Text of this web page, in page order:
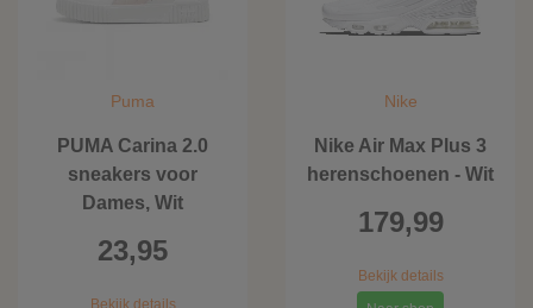
Puma
PUMA Carina 2.0
sneakers voor
Dames, Wit
23,95
Bekijk details
Nike
Nike Air Max Plus 3
herenschoenen - Wit
179,99
Bekijk details